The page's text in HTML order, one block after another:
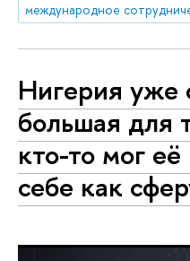
международное
Нигерия уже
большая для
кто-то мог её
себе как